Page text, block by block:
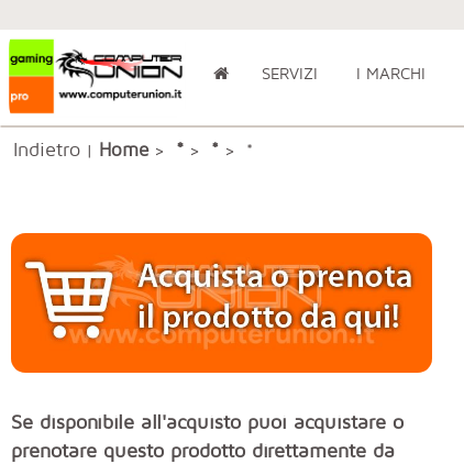
SERVIZI I MARCHI
Indietro | Home> * > * > *
Se disponibile all'acquisto puoi acquistare o
prenotare questo prodotto direttamente da